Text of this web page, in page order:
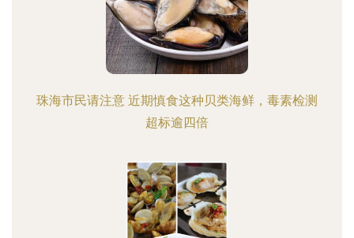
珠海市民请注意 近期慎食这种贝类海鲜，毒素检测
超标逾四倍